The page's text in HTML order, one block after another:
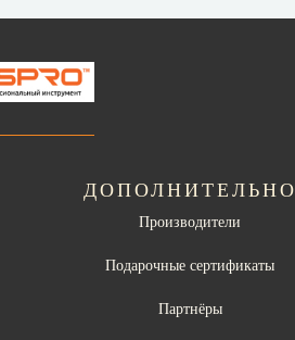
ДОПОЛНИТЕЛЬНО
Производители
Подарочные сертификаты
Партнёры